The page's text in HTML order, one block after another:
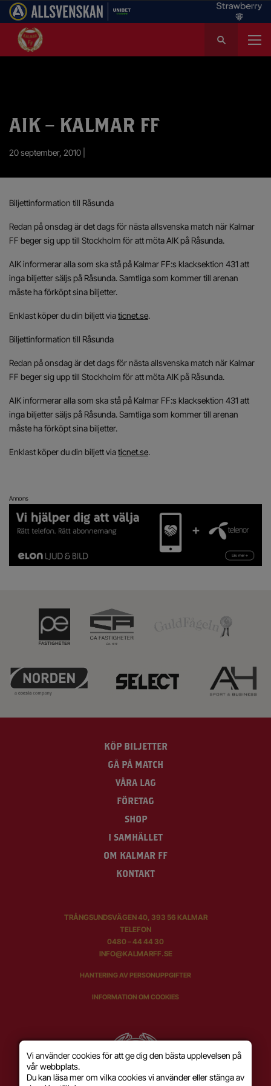
k
AIK – KALMAR FF
20 september, 2010 |
Biljettinformation till Råsunda
Redan på onsdag är det dags för nästa allsvenska match när Kalmar
FF beger sig upp till Stockholm för att möta AIK på Råsunda.
AIK informerar alla som ska stå på Kalmar FF:s klacksektion 431 att
inga biljetter säljs på Råsunda. Samtliga som kommer till arenan
måste ha förköpt sina biljetter.
Enklast köper du din biljett viaticnet.se.
Biljettinformation till Råsunda
Redan på onsdag är det dags för nästa allsvenska match när Kalmar
FF beger sig upp till Stockholm för att möta AIK på Råsunda.
AIK informerar alla som ska stå på Kalmar FF:s klacksektion 431 att
inga biljetter säljs på Råsunda. Samtliga som kommer till arenan
måste ha förköpt sina biljetter.
Enklast köper du din biljett viaticnet.se.
Annons
KÖP BILJETTER
GÅ PÅ MATCH
VÅRA LAG
FÖRETAG
SHOP
I SAMHÄLLET
OM KALMAR FF
KONTAKT
TRÅNGSUNDSVÄGEN 40, 393 56 KALMAR
TELEFON
0480 – 44 44 30
INFO@KALMARFF.SE
HANTERING AV PERSONUPPGIFTER
INFORMATION OM COOKIES
Vi använder cookies för att ge dig den bästa upplevelsen på
vår webbplats.
Du kan läsa mer om vilka cookies vi använder eller stänga av